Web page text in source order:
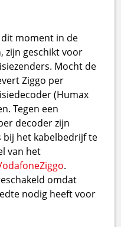
moment in de
zijn geschikt voor
Mocht de
Ziggo per
(Humax
Tegen een
decoder zijn
het kabelbedrijf te
van het
.
omdat
nodig heeft voor